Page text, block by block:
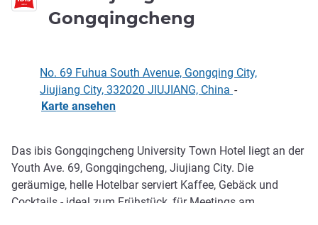
Gongqingcheng
No. 69 Fuhua South Avenue, Gongqing City,
Jiujiang City, 332020 JIUJIANG, China -
Karte ansehen
Beschreibung
Das ibis Gongqingcheng University Town Hotel liegt an der
Youth Ave. 69, Gongqingcheng, Jiujiang City. Die
geräumige, helle Hotelbar serviert Kaffee, Gebäck und
Cocktails - ideal zum Frühstück, für Meetings am